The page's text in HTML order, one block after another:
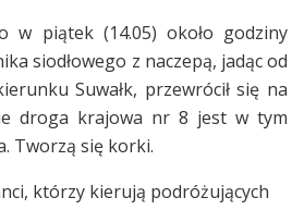
w piątek (14.05) około godziny
siodłowego z naczepą, jadąc od
Suwałk, przewrócił się na
droga krajowa nr 8 jest w tym
Tworzą się korki.
którzy kierują podróżujących